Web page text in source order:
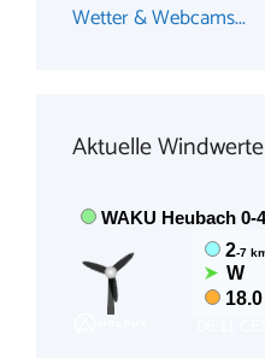
Wetter & Webcams...
Aktuelle Windwerte